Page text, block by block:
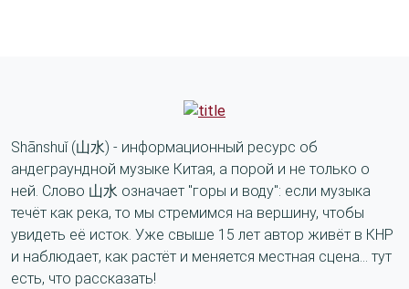
Shānshuǐ (山水) - информационный ресурс об
андеграундной музыке Китая, а порой и не только о
ней. Слово 山水 означает "горы и воду": если музыка
течёт как река, то мы стремимся на вершину, чтобы
увидеть её исток. Уже свыше 15 лет автор живёт в КНР
и наблюдает, как растёт и меняется местная сцена... тут
есть, что рассказать!